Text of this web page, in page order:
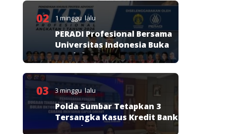
02 1 minggu lalu
PERADI Profesional Bersama
Universitas Indonesia Buka
Pendaftaran PKPA
03 3 minggu lalu
Polda Sumbar Tetapkan 3
Tersangka Kasus Kredit Bank
Nagari